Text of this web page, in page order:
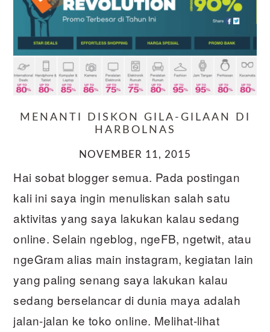
MENANTI DISKON GILA-GILAAN DI
HARBOLNAS
NOVEMBER 11, 2015
Hai sobat blogger semua. Pada postingan
kali ini saya ingin menuliskan salah satu
aktivitas yang saya lakukan kalau sedang
online. Selain ngeblog, ngeFB, ngetwit, atau
ngeGram alias main instagram, kegiatan lain
yang paling senang saya lakukan kalau
sedang berselancar di dunia maya adalah
jalan-jalan ke toko online. Melihat-lihat